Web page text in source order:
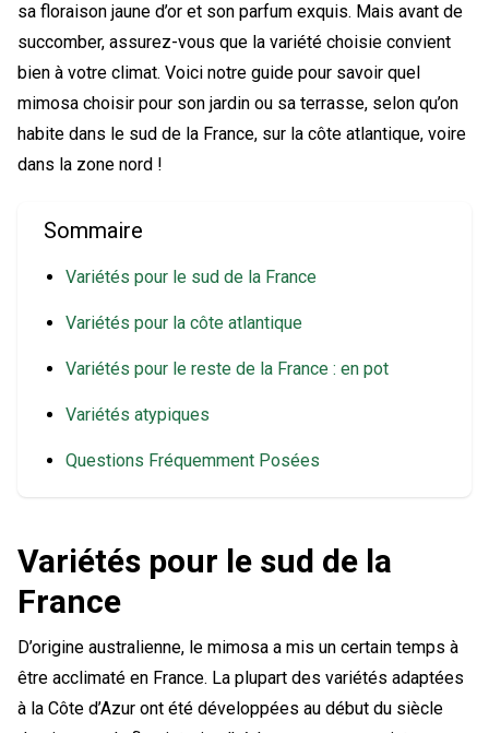
sa floraison jaune d’or et son parfum exquis. Mais avant de
succomber, assurez-vous que la variété choisie convient
bien à votre climat. Voici notre guide pour savoir quel
mimosa choisir pour son jardin ou sa terrasse, selon qu’on
habite dans le sud de la France, sur la côte atlantique, voire
dans la zone nord !
Sommaire
Variétés pour le sud de la France
Variétés pour la côte atlantique
Variétés pour le reste de la France : en pot
Variétés atypiques
Questions Fréquemment Posées
Variétés pour le sud de la
France
D’origine australienne, le mimosa a mis un certain temps à
être acclimaté en France. La plupart des variétés adaptées
à la Côte d’Azur ont été développées au début du siècle